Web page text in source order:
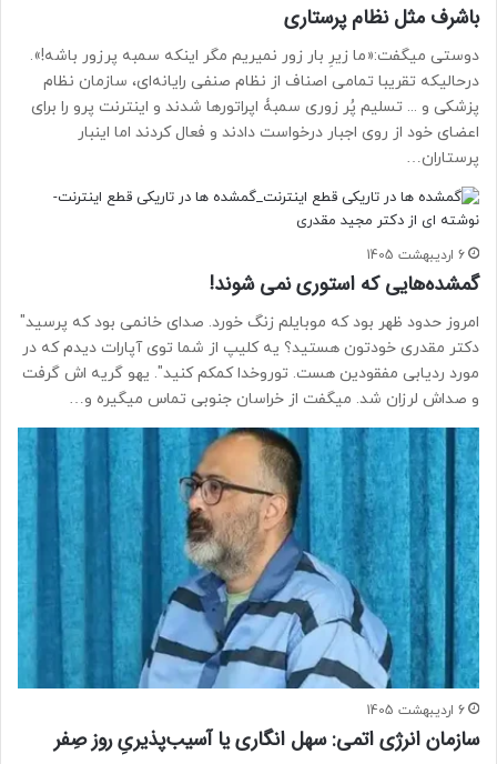
باشرف مثل نظام پرستاری
دوستی میگفت:«ما زیرِ بار زور نمیریم مگر اینکه سمبه پرزور باشه!».
درحالیکه تقریبا تمامی اصناف از نظام صنفی رایانه‌ای، سازمان نظام
پزشکی و ... تسلیم پُر زوری سمبۀ اپراتورها شدند و اینترنت پرو را برای
اعضای خود از روی اجبار درخواست دادند و فعال کردند اما اینبار
پرستاران…
6 اردیبهشت 1405
گمشده‌هایی که استوری نمی شوند!
امروز حدود ظهر بود که موبایلم زنگ خورد. صدای خانمی بود که پرسید"
دکتر مقدری خودتون هستید؟ یه کلیپ‌ از شما توی آپارات دیدم که در
مورد ردیابی مفقودین هست. توروخدا کمکم‌ کنید". یهو گریه اش گرفت
و صداش لرزان شد. میگفت از خراسان جنوبی تماس میگیره و…
6 اردیبهشت 1405
سازمان انرژی اتمی: سهل انگاری یا آسیب‌پذیریِ روز صِفر